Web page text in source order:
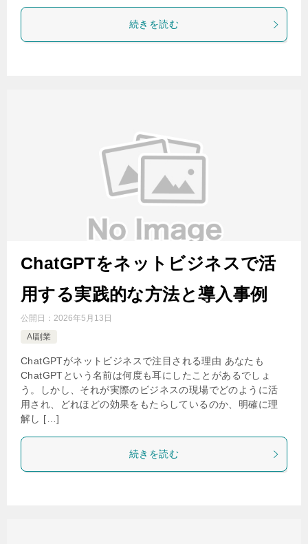
続きを読む
ChatGPTをネットビジネスで活
用する実践的な方法と導入事例
公開日： 2026年5月13日
AI副業
ChatGPTがネットビジネスで注目される理由 あなたも
ChatGPTという名前は何度も耳にしたことがあるでしょ
う。しかし、それが実際のビジネスの現場でどのように活
用され、どれほどの効果をもたらしているのか、明確に理
解し […]
続きを読む